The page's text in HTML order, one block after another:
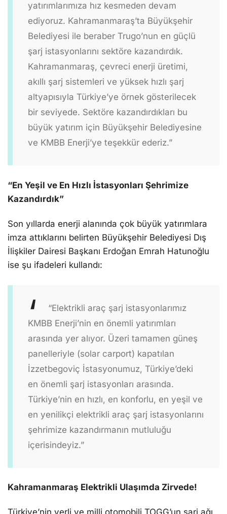
yatırımlarımıza hız kesmeden devam
ediyoruz. Kahramanmaraş’ta Büyükşehir
Belediyesi ile beraber Trugo’nun en güçlü
şarj istasyonlarını sektöre kazandırdık.
Kahramanmaraş, çevreci enerji üretimi,
akıllı şarj sistemleri ve yüksek hızlı şarj
altyapısıyla Türkiye’ye örnek gösterilecek
bir seviyede. Sektöre kazandırdıkları bu
büyük yatırım için Büyükşehir Belediyesine
ve KMBB Enerji’ye teşekkür ederiz.”
“En Yeşil ve En Hızlı İstasyonları Şehrimize
Kazandırdık”
Son yıllarda enerji alanında çok büyük yatırımlara
imza attıklarını belirten Büyükşehir Belediyesi Dış
İlişkiler Dairesi Başkanı Erdoğan Emrah Hatunoğlu
ise şu ifadeleri kullandı:
“Elektrikli araç şarj istasyonlarımız
KMBB Enerji’nin en önemli yatırımları
arasında yer alıyor. Üzeri tamamen güneş
panelleriyle (solar carport) kapatılan
İzzetbegoviç İstasyonumuz, Türkiye’deki
en önemli şarj istasyonları arasında.
Türkiye’nin en hızlı, en konforlu, en yeşil ve
en yenilikçi elektrikli araç şarj istasyonlarını
şehrimize kazandırmanın mutluluğu
içerisindeyiz.”
Kahramanmaraş Elektrikli Ulaşımda Zirvede!